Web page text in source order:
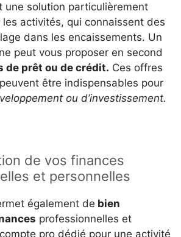
une solution particulièrement
activités, qui connaissent des
dans les encaissements. Un
peut vous proposer en second
de prêt ou de crédit. Ces offres
être indispensables pour
ou d’investissement.
de vos finances
et personnelles
également de bien
professionnelles et
pro dédié pour une activité